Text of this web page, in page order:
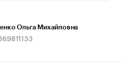
Ольга Михайловна